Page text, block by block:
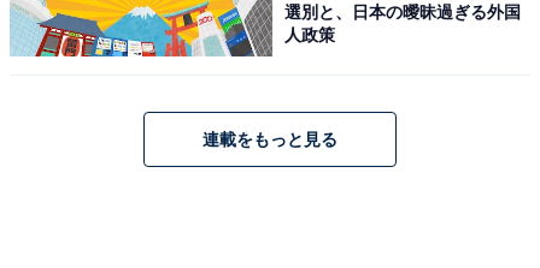
ソニー「WF-C710N」
選別と、日本の曖昧過ぎる外国
人政策
連載をもっと見る